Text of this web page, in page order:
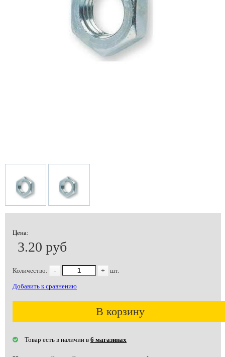
Цена:
3.20 руб
Количество: - + шт.
Добавить к сравнению
В корзину
Товар есть в наличии в 6 магазинах